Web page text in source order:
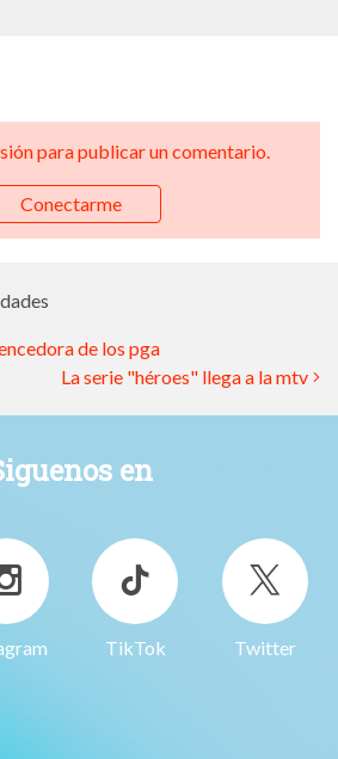
para publicar un comentario.
Conectarme
de los pga
La serie "héroes" llega a la mtv
en
TikTok Twitter